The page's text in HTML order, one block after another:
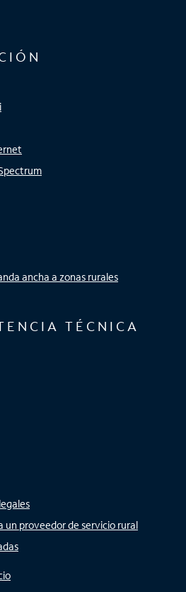
ancha a zonas rurales
TÉCNICA
un proveedor de servicio rural